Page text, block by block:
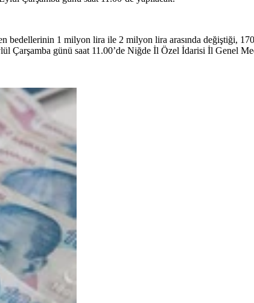
bedellerinin 1 milyon lira ile 2 milyon lira arasında değiştiği,
Çarşamba günü saat 11.00’de Niğde İl Özel İdarisi İl Genel